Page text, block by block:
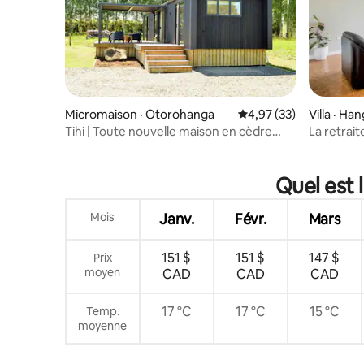
Micromaison · Otorohanga Note moyenne de
4,97 (33)
Tihi | Toute nouvelle maison en cèdre
Villa ·
La
Quel est
Mois Janv. Févr. Mars
Prix
moyen
151 $
CAD
151 $
CAD
147 $
CAD
Temp.
moyenne
17 °C 17 °C 15 °C